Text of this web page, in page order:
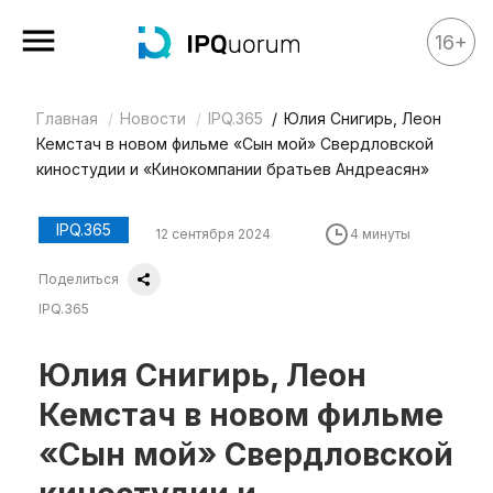
Все материалы
Аналитика
Legal review
События
IPQ.365
IP Stories
Квиз
О нас
16+
Главная Новости IPQ.365
Юлия Снигирь, Леон
Кемстач в новом фильме «Сын мой» Свердловской
киностудии и «Кинокомпании братьев Андреасян»
IPQ.365 12 сентября 2024 4 минуты
Поделиться
IPQ.365
Юлия Снигирь, Леон
Кемстач в новом фильме
«Сын мой» Свердловской